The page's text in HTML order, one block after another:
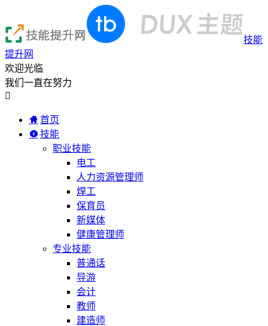
技能
提升网
欢迎光临
我们一直在努力

首页
技能
职业技能
电工
人力资源管理师
焊工
保育员
新媒体
健康管理师
专业技能
普通话
导游
会计
教师
建造师